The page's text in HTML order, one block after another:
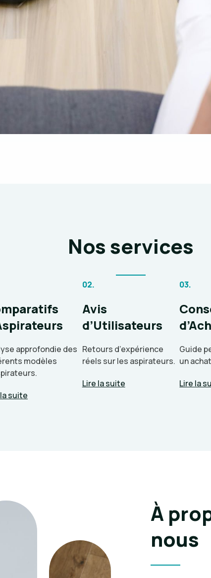
Nos services
approfondie des
modèles
suite
02.
Avis
d’Utilisateurs
Retours d’expérience
réels sur les aspirateurs.
Lire la suite
03.
Guide
un
Lire la
À
nous